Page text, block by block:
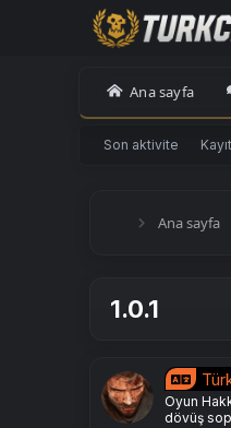
Ana sayfa
Son aktivite
Ana sayfa
1.0.1
Oyun
dövüş